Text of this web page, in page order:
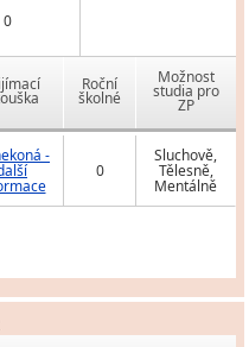
0
Roční
školné
Možnost
studia pro
ZP
-
0
Sluchově,
Tělesně,
Mentálně